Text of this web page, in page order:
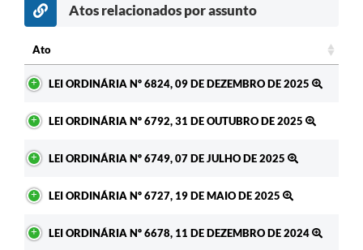
Conselhos Municipais
Serviços Online
Telefones Úteis
A Prefeitura
Atos relacionados por assunto
Ato
LEI ORDINÁRIA Nº 6824, 09 DE DEZEMBRO DE 2025
LEI ORDINÁRIA Nº 6792, 31 DE OUTUBRO DE 2025
LEI ORDINÁRIA Nº 6749, 07 DE JULHO DE 2025
LEI ORDINÁRIA Nº 6727, 19 DE MAIO DE 2025
LEI ORDINÁRIA Nº 6678, 11 DE DEZEMBRO DE 2024